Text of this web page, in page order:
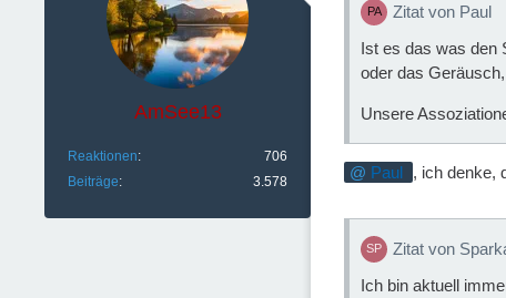
AmSee13
Reaktionen
706
Beiträge
3.578
Zitat von Paul
Ist es das was den
oder das
Unsere
Paul , ich denke,
Zitat von
Ich bin aktuell